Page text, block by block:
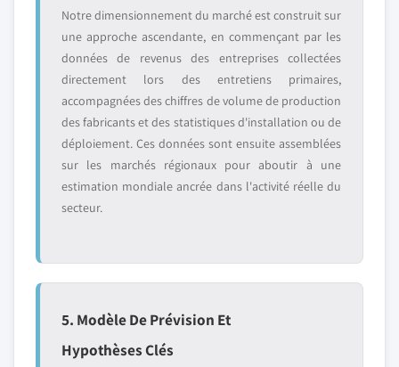
Notre dimensionnement du marché est construit sur
une approche ascendante, en commençant par les
données de revenus des entreprises collectées
directement lors des entretiens primaires,
accompagnées des chiffres de volume de production
des fabricants et des statistiques d'installation ou de
déploiement. Ces données sont ensuite assemblées
sur les marchés régionaux pour aboutir à une
estimation mondiale ancrée dans l'activité réelle du
secteur.
5. Modèle De Prévision Et
Hypothèses Clés